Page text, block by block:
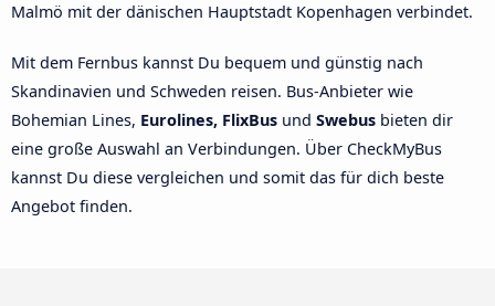
Malmö mit der dänischen Hauptstadt Kopenhagen verbindet.
Mit dem Fernbus kannst Du bequem und günstig nach
Skandinavien und Schweden reisen. Bus-Anbieter wie
Bohemian Lines, Eurolines, FlixBus und Swebus bieten dir
eine große Auswahl an Verbindungen. Über CheckMyBus
kannst Du diese vergleichen und somit das für dich beste
Angebot finden.